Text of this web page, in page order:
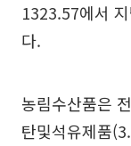
1323.57에서
다.
농림수산품은
탄및석유제품